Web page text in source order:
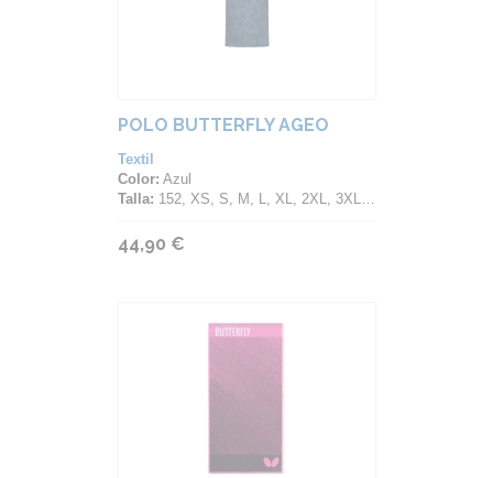
POLO BUTTERFLY AGEO
Textil
Color: Azul
Talla: 152, XS, S, M, L, XL, 2XL, 3XL, 4XL
44,90 €